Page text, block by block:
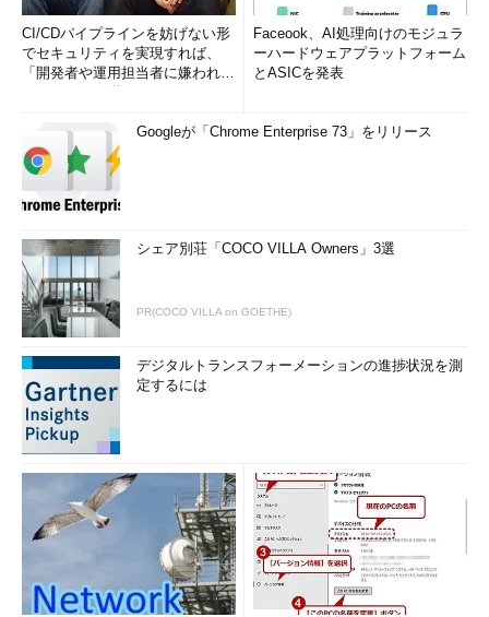
CI/CDパイプラインを妨げない形
でセキュリティを実現すれば、
「開発者や運用担当者に嫌われな
Faceook、AI処理向けのモジュラ
ーハードウェアプラットフォーム
とASICを発表
Googleが「Chrome Enterprise 73」をリリース
シェア別荘「COCO VILLA Owners」3選
PR(COCO VILLA on GOETHE)
デジタルトランスフォーメーションの進捗状況を測
定するには